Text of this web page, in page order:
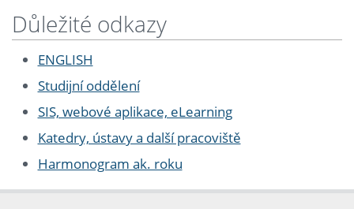
Důležité odkazy
ENGLISH
Studijní oddělení
SIS, webové aplikace, eLearning
Katedry, ústavy a další pracoviště
Harmonogram ak. roku